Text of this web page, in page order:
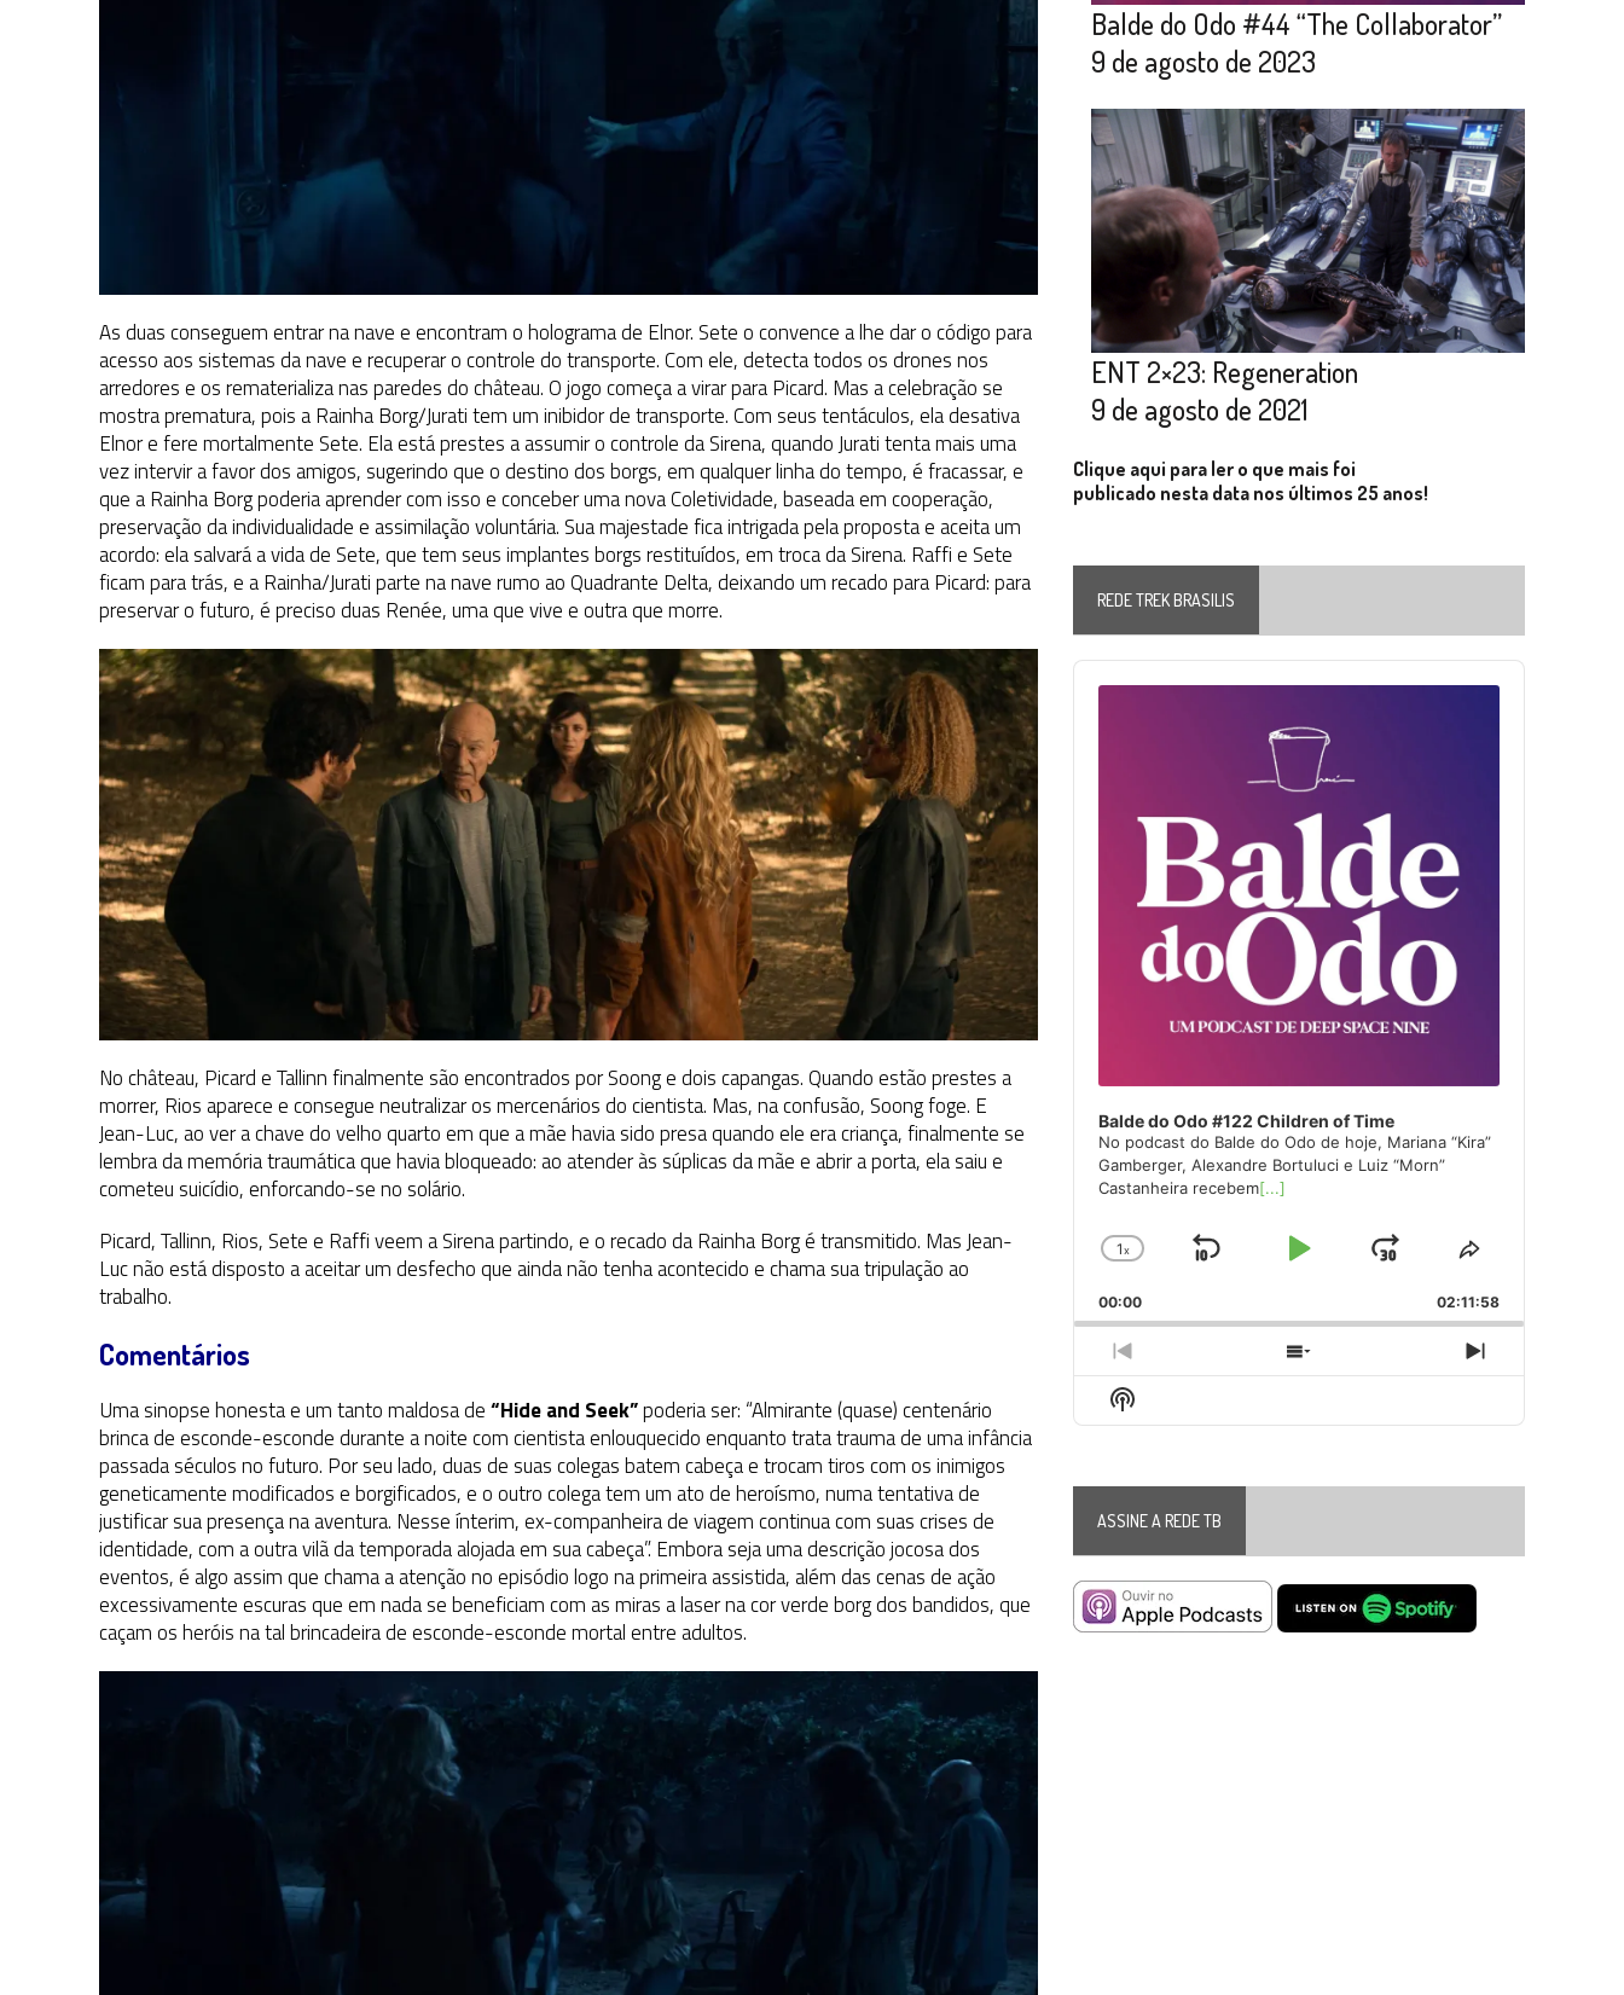
As duas conseguem entrar na nave e encontram o holograma de Elnor. Sete o convence a lhe dar o código para
acesso aos sistemas da nave e recuperar o controle do transporte. Com ele, detecta todos os drones nos
arredores e os rematerializa nas paredes do château. O jogo começa a virar para Picard. Mas a celebração se
mostra prematura, pois a Rainha Borg/Jurati tem um inibidor de transporte. Com seus tentáculos, ela desativa
Elnor e fere mortalmente Sete. Ela está prestes a assumir o controle da Sirena, quando Jurati tenta mais uma
vez intervir a favor dos amigos, sugerindo que o destino dos borgs, em qualquer linha do tempo, é fracassar, e
que a Rainha Borg poderia aprender com isso e conceber uma nova Coletividade, baseada em cooperação,
preservação da individualidade e assimilação voluntária. Sua majestade fica intrigada pela proposta e aceita um
acordo: ela salvará a vida de Sete, que tem seus implantes borgs restituídos, em troca da Sirena. Raffi e Sete
ficam para trás, e a Rainha/Jurati parte na nave rumo ao Quadrante Delta, deixando um recado para Picard: para
preservar o futuro, é preciso duas Renée, uma que vive e outra que morre.
No château, Picard e Tallinn finalmente são encontrados por Soong e dois capangas. Quando estão prestes a
morrer, Rios aparece e consegue neutralizar os mercenários do cientista. Mas, na confusão, Soong foge. E
Jean-Luc, ao ver a chave do velho quarto em que a mãe havia sido presa quando ele era criança, finalmente se
lembra da memória traumática que havia bloqueado: ao atender às súplicas da mãe e abrir a porta, ela saiu e
cometeu suicídio, enforcando-se no solário.
Picard, Tallinn, Rios, Sete e Raffi veem a Sirena partindo, e o recado da Rainha Borg é transmitido. Mas Jean-
Luc não está disposto a aceitar um desfecho que ainda não tenha acontecido e chama sua tripulação ao
trabalho.
Comentários
Uma sinopse honesta e um tanto maldosa de“Hide and Seek”poderia ser: “Almirante (quase) centenário
brinca de esconde-esconde durante a noite com cientista enlouquecido enquanto trata trauma de uma infância
passada séculos no futuro. Por seu lado, duas de suas colegas batem cabeça e trocam tiros com os inimigos
geneticamente modificados e borgificados, e o outro colega tem um ato de heroísmo, numa tentativa de
justificar sua presença na aventura. Nesse ínterim, ex-companheira de viagem continua com suas crises de
identidade, com a outra vilã da temporada alojada em sua cabeça”. Embora seja uma descrição jocosa dos
eventos, é algo assim que chama a atenção no episódio logo na primeira assistida, além das cenas de ação
excessivamente escuras que em nada se beneficiam com as miras a laser na cor verde borg dos bandidos, que
caçam os heróis na tal brincadeira de esconde-esconde mortal entre adultos.
Balde do Odo #44 “The Collaborator”
9 de agosto de 2023
ENT 2×23: Regeneration
9 de agosto de 2021
Clique aqui para ler o que mais foi
publicado nesta data nos últimos 25 anos!
REDE TREK BRASILIS
Audio
Player
Balde do Odo #122 Children of Time
No podcast do Balde do Odo de hoje, Mariana “Kira”
Gamberger, Alexandre Bortuluci e Luiz “Morn”
Castanheira recebem[...]
Change
Rate
1x
Skip
Play
Jump
Forward
Share
Episode
00:00 02:11:58
Previous
Episode
Show
Episodes
Next
Episode
Show
Podcast
ASSINE A REDE TB